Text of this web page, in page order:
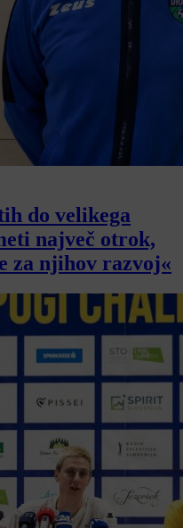
do velikega
največ otrok,
za njihov razvoj«